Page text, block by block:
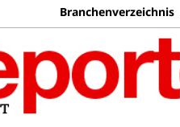
Branchenverzeichnis